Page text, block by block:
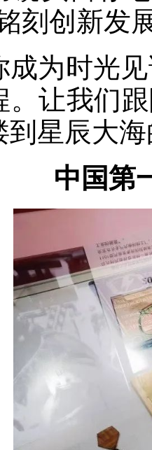
刻创新发
时光见
。让我们
到星辰大
中国第